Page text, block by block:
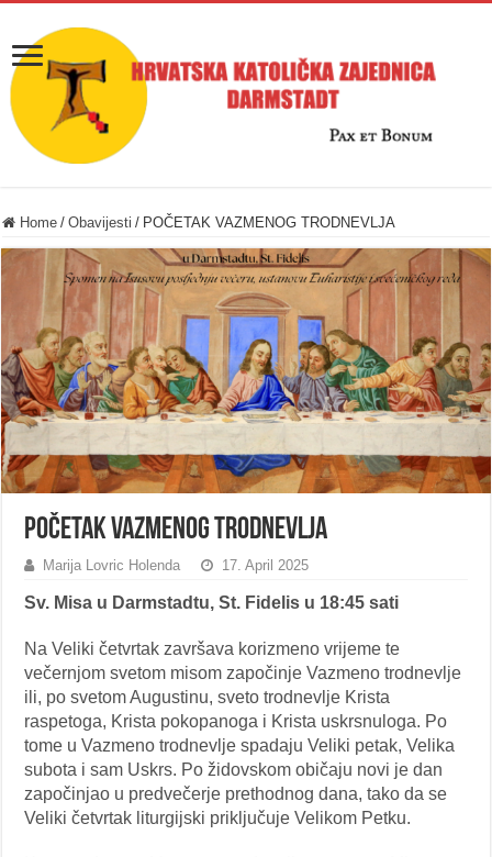
Home / Obavijesti / POČETAK VAZMENOG TRODNEVLJA
POČETAK VAZMENOG TRODNEVLJA
Marija Lovric Holenda 17. April 2025
Sv. Misa u Darmstadtu, St. Fidelis u 18:45 sati
Na Veliki četvrtak završava korizmeno vrijeme te
večernjom svetom misom započinje Vazmeno trodnevlje
ili, po svetom Augustinu, sveto trodnevlje Krista
raspetoga, Krista pokopanoga i Krista uskrsnuloga. Po
tome u Vazmeno trodnevlje spadaju Veliki petak, Velika
subota i sam Uskrs. Po židovskom običaju novi je dan
započinjao u predvečerje prethodnog dana, tako da se
Veliki četvrtak liturgijski priključuje Velikom Petku.